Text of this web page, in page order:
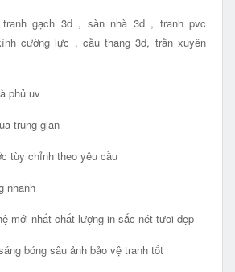
gạch 3d , sàn nhà 3d , tranh pvc
cường lực , cầu thang 3d, trần xuyên
phủ uv
trung gian
tùy chỉnh theo yêu cầu
nhanh
mới nhất chất lượng in sắc nét tươi đẹp
bóng sâu ảnh bảo vệ tranh tốt